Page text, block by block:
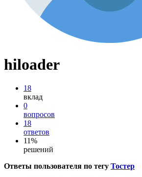
hiloader
18
вклад
0
вопросов
18
ответов
11%
решений
Ответы пользователя по тегу Тостер